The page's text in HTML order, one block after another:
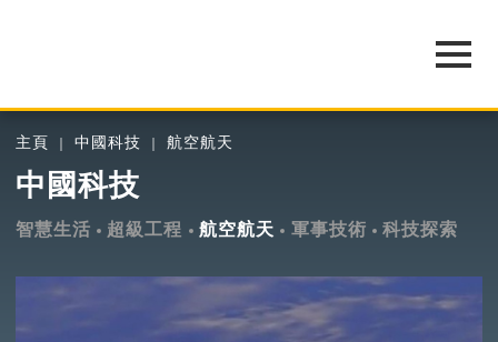
主頁 中國科技 航空航天
中國科技
智慧生活 超級工程 航空航天 軍事技術 科技探索